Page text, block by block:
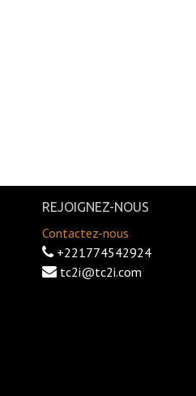
REJOIGNEZ-NOUS
Contactez-nous
+221774542924
tc2i@tc2i.com